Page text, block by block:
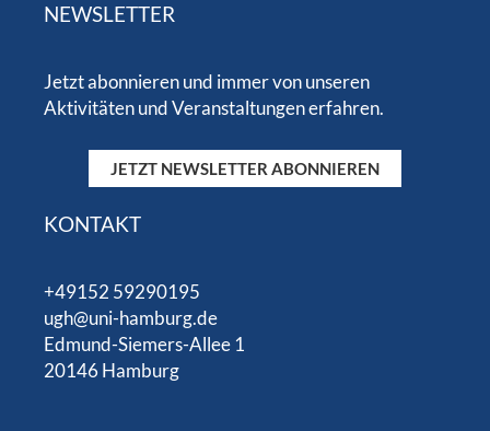
NEWSLETTER
Jetzt abonnieren und immer von unseren
Aktivitäten und Veranstaltungen erfahren.
JETZT NEWSLETTER ABONNIEREN
KONTAKT
+49152 59290195
ugh@uni-hamburg.de
Edmund-Siemers-Allee 1
20146 Hamburg